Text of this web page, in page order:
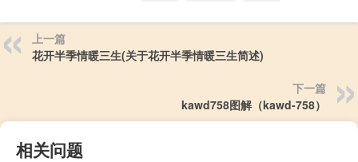
上一篇
花开半季情暖三生(关于花开半季情暖三生简述)
下一篇
kawd758图解（kawd-758）
相关问题